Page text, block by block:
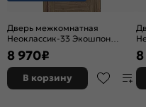
Дверь межкомнатная
Неоклассик-33 Экошпон
Original Oak, остекленная,
white сrystal, кромка нет,
филенчатая
8 970₽
В корзину